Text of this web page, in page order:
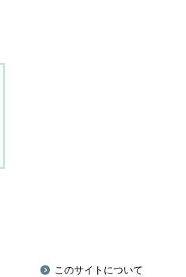
このサイトについて